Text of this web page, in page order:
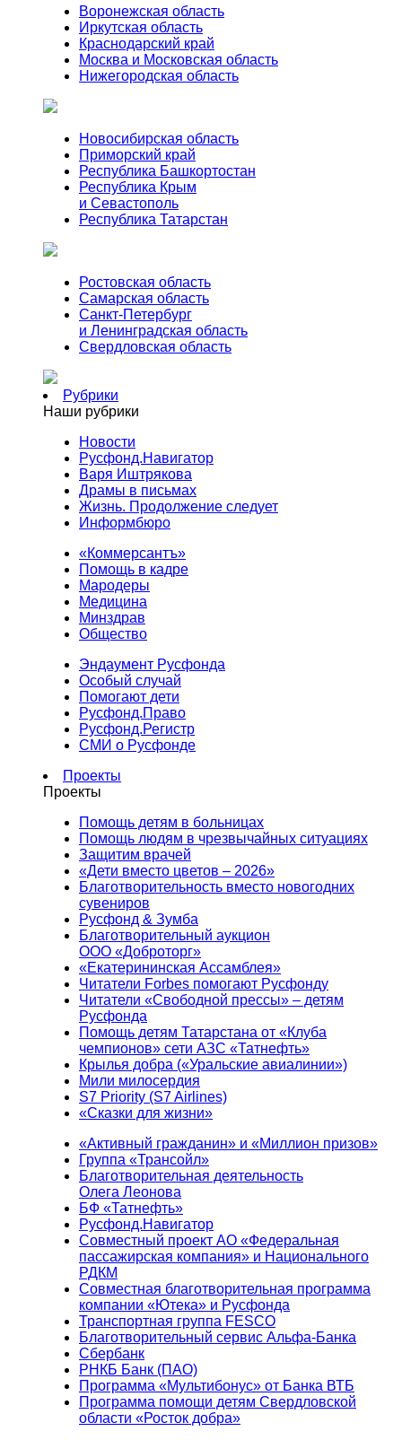
Воронежская область
Иркутская область
Краснодарский край
Москва и Московская область
Нижегородская область
Новосибирская область
Приморский край
Республика Башкортостан
Республика Крым
и Севастополь
Республика Татарстан
Ростовская область
Самарская область
Санкт-Петербург
и Ленинградская область
Свердловская область
Рубрики
Наши рубрики
Новости
Русфонд.Навигатор
Варя Иштрякова
Драмы в письмах
Жизнь. Продолжение следует
Информбюро
«Коммерсантъ»
Помощь в кадре
Мародеры
Медицина
Минздрав
Общество
Эндаумент Русфонда
Особый случай
Помогают дети
Русфонд.Право
Русфонд.Регистр
СМИ о Русфонде
Проекты
Проекты
Помощь детям в больницах
Помощь людям в чрезвычайных ситуациях
Защитим врачей
«Дети вместо цветов – 2026»
Благотворительность вместо новогодних
сувениров
Русфонд & Зумба
Благотворительный аукцион
ООО «Доброторг»
«Екатерининская Ассамблея»
Читатели Forbes помогают Русфонду
Читатели «Свободной прессы» – детям
Русфонда
Помощь детям Татарстана от «Клуба
чемпионов» сети АЗС «Татнефть»
Крылья добра («Уральские авиалинии»)
Мили милосердия
S7 Priority (S7 Airlines)
«Сказки для жизни»
«Активный гражданин» и «Миллион призов»
Группа «Трансойл»
Благотворительная деятельность
Олега Леонова
БФ «Татнефть»
Русфонд.Навигатор
Совместный проект АО «Федеральная
пассажирская компания» и Национального
РДКМ
Совместная благотворительная программа
компании «Ютека» и Русфонда
Транспортная группа FESCO
Благотворительный сервис Альфа-Банка
Сбербанк
РНКБ Банк (ПАО)
Программа «Мультибонус» от Банка ВТБ
Программа помощи детям Свердловской
области «Росток добра»